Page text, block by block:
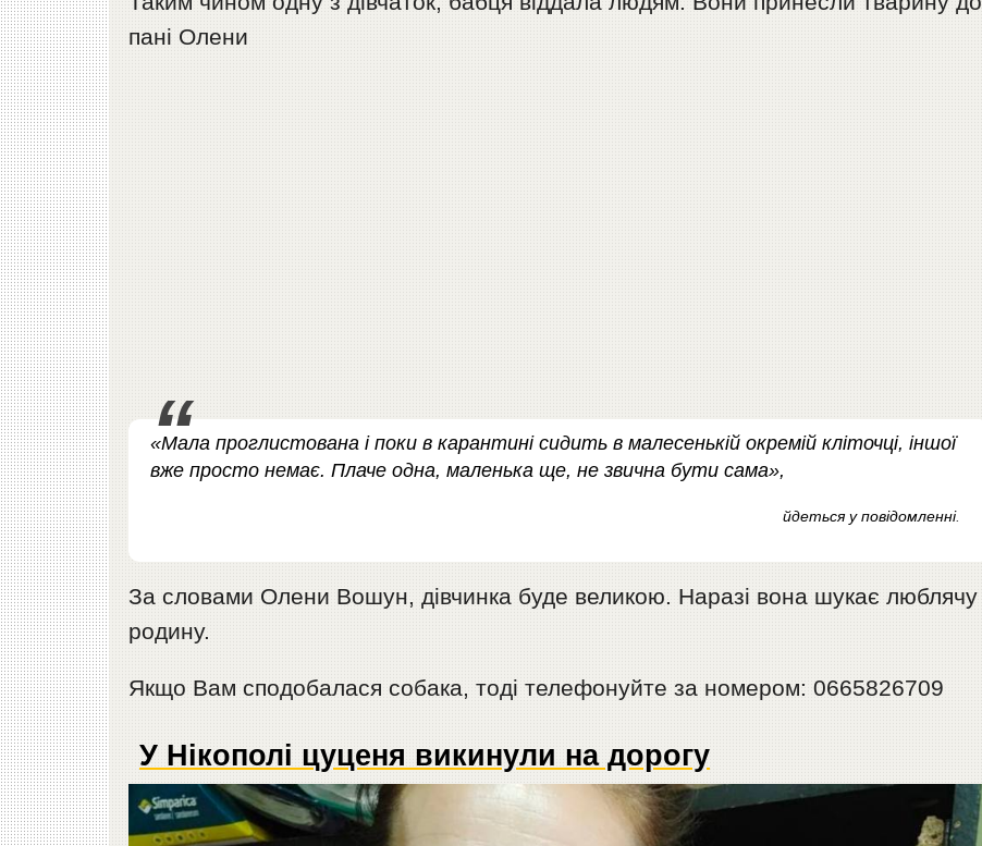
пані Олени
«Мала проглистована і поки в карантині сидить в малесенькій окремій кліточці, іншої
вже просто немає. Плаче одна, маленька ще, не звична бути сама»,
йдеться у повідомленні.
За словами Олени Вошун, дівчинка буде великою. Наразі вона шукає люблячу
родину.
Якщо Вам сподобалася собака, тоді телефонуйте за номером: 0665826709
У Нікополі цуценя викинули на дорогу